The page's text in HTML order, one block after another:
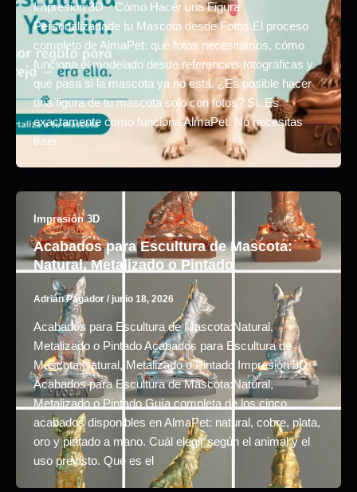
Impresión 3D·· Cómo Hacer una Figura
Personalizadade tu Mascota desde Fotos El proceso
completo de AlmaPet: qué fotos necesitamos, cómo
funciona el modelado desde referencias fotográficas y
qué pasa si la mascota ya no está. ¿Es posible hacer
una figura de tu mascota solo con fotos? Sí. Es
exactamente como funciona AlmaPet. No necesitas
traer
Impresión 3D
Acabados para Escultura de Mascota:
Natural, Metalizado o Pintado
Adrián Pagador / junio 18, 2026
Acabados para Escultura de Mascota:Natural,
Metalizado o Pintado Acabados para Escultura de
Mascota:Natural, Metalizado o Pintado Impresión 3D··
Acabados para Escultura de Mascota:Natural,
Metalizado o Pintado Guía completa de los cinco
acabados disponibles en AlmaPet: natural, cobre, plata,
oro y pintado a mano. Cuál elegir según el animal y el
uso previsto. Qué es el